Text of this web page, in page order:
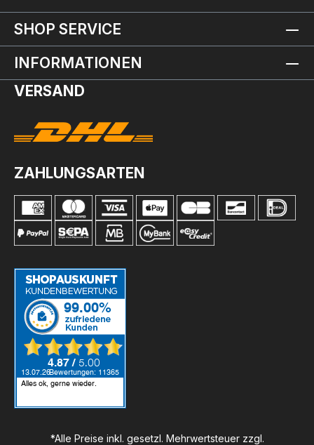
SHOP SERVICE
INFORMATIONEN
VERSAND
ZAHLUNGSARTEN
*Alle Preise inkl. gesetzl. Mehrwertsteuer zzgl.